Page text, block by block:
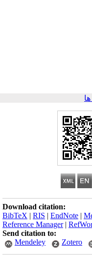
Download citation:
BibTeX | RIS | EndNote |
Reference Manager|
Send citation to:
Mendeley
Zotero